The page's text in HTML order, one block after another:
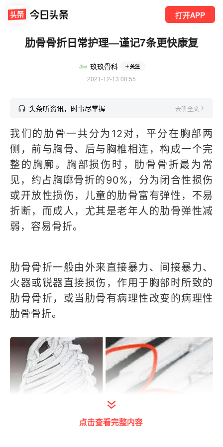
打开APP
肋骨骨折日常护理—谨记7条更快康复
玖玖骨科 关注
2021-12-13 00:55
头条听资讯，时事尽掌握 去听全文
我们的肋骨一共分为12对，平分在胸部两
侧，前与胸骨、后与胸椎相连，构成一个完
整的胸廓。胸部损伤时，肋骨骨折最为常
见，约占胸廓骨折的90%，分为闭合性损伤
或开放性损伤，儿童的肋骨富有弹性，不易
折断，而成人，尤其是老年人的肋骨弹性减
弱，容易骨折。
肋骨骨折一般由外来直接暴力、间接暴力、
火器或锐器直接损伤，作用于胸部时所致的
肋骨骨折，或当肋骨有病理性改变的病理性
肋骨骨折。
点击查看完整内容